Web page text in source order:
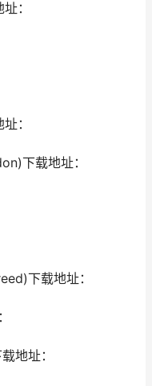
：
：
下载地址：
下载地址：
地址：